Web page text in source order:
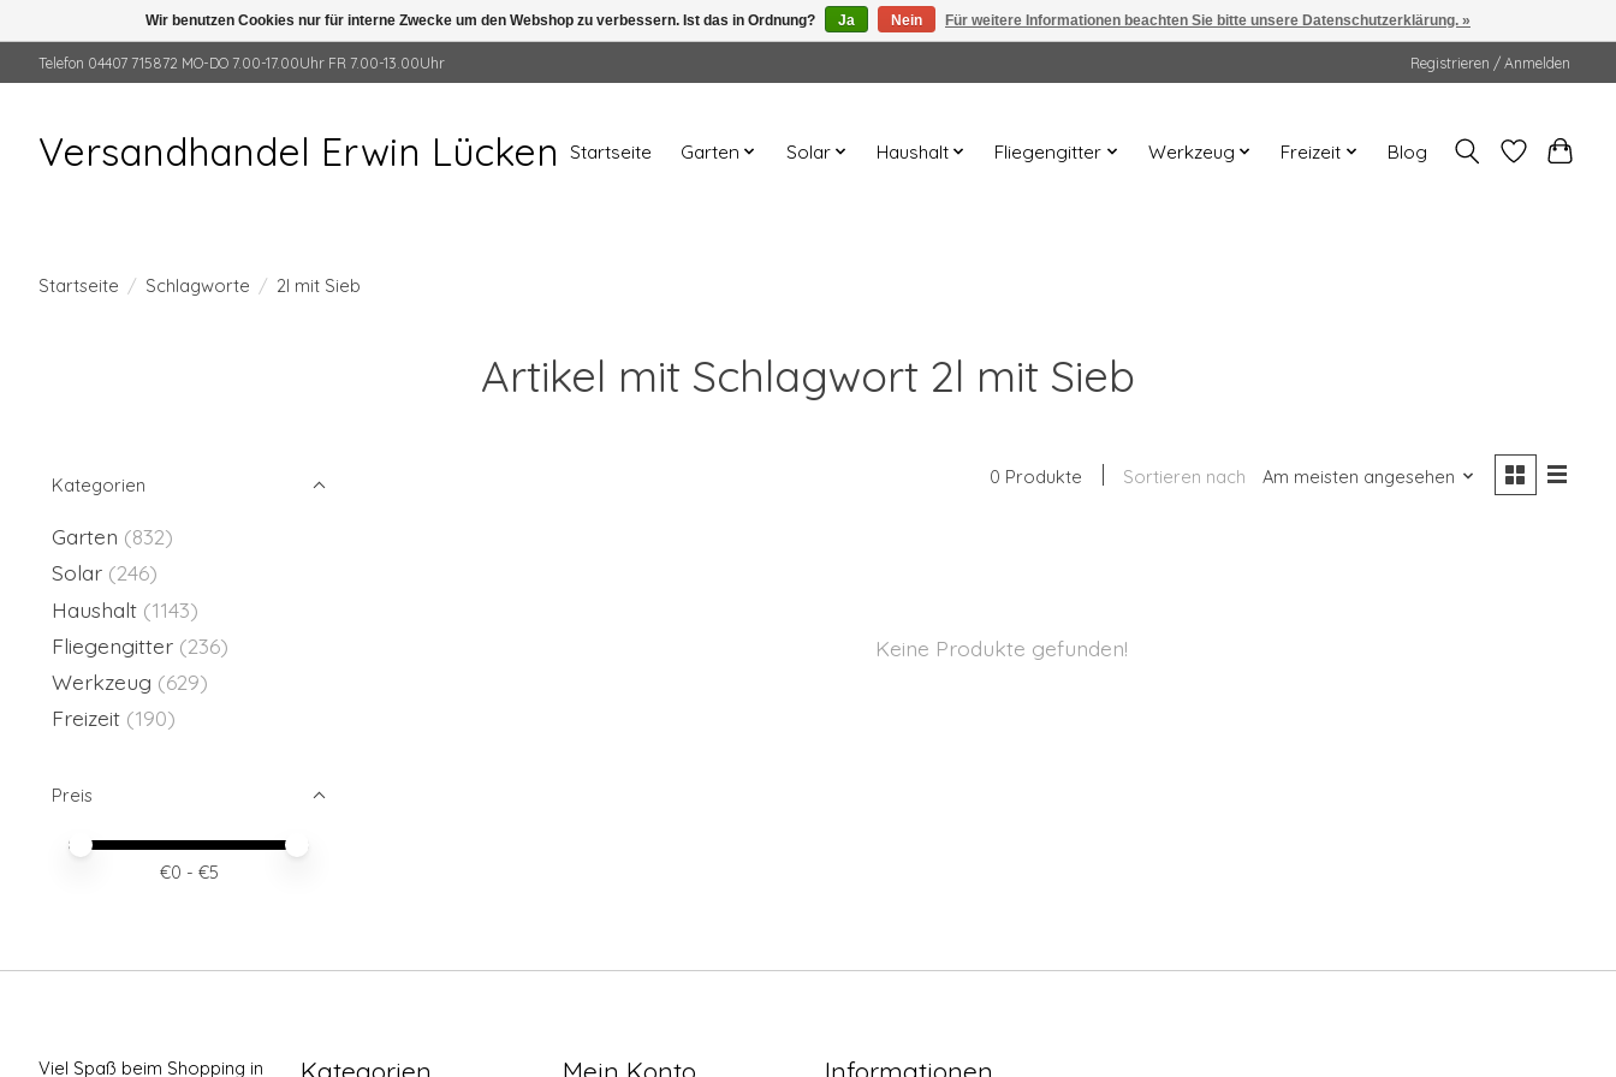
Telefon 04407 715872 MO-DO 7.00-17.00Uhr FR 7.00-13.00Uhr Registrieren / Anmelden
Versandhandel Erwin Lücken Startseite Garten Solar Haushalt Fliegengitter Werkzeug Freizeit Blog
Startseite / Schlagworte / 2l mit Sieb
Artikel mit Schlagwort 2l mit Sieb
Kategorien
Garten (832)
Solar (246)
Haushalt (1143)
Fliegengitter (236)
Werkzeug (629)
Freizeit (190)
Preis
Preis – Mindestwert
Price maximum value
€0 - €5
0 Produkte Sortieren nach Am meisten angesehen
Keine Produkte gefunden!
Viel Spaß beim Shopping in
Wir benutzen Cookies nur für interne Zwecke um den Webshop zu verbessern. Ist das in Ordnung? Ja Nein Für weitere Informationen beachten Sie bitte unsere Datenschutzerklärung. »